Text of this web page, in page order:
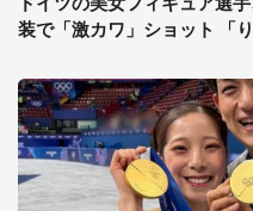
装で「激カワ」ショット 「